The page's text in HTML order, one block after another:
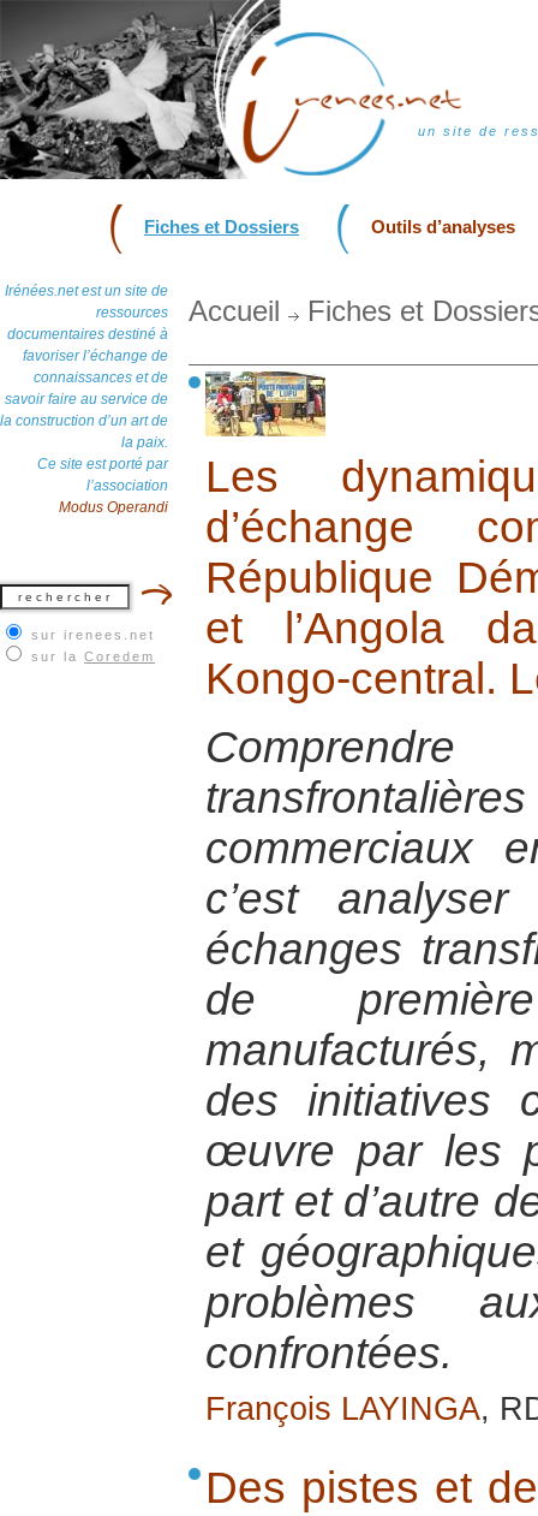
un site de
Fiches et Dossiers Outils d’analyses
Irénées.net est un site de
ressources
documentaires destiné à
favoriser l’échange de
connaissances et de
savoir faire au service de
la construction d’un art de
la paix.
Ce site est porté par
l’association
Modus Operandi
sur irenees.net
sur la Coredem
Accueil Fiches et
Les
d’échange
République
et l’Angola
Kongo-central.
commerciaux
c’est
échanges
de
manufacturés,
des initiatives
œuvre par les
part et d’autre
et
problèmes
confrontées.
François LAYINGA,
Des pistes et